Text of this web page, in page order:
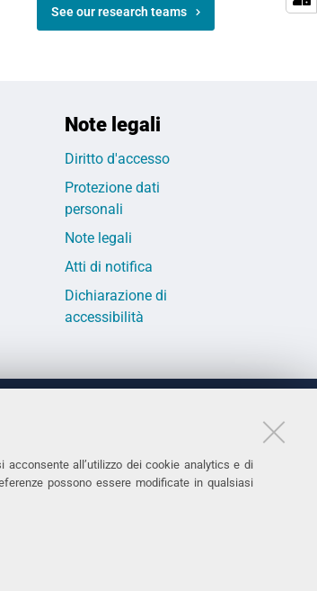
acconsente all’utilizzo dei cookie analytics e di
possono essere modificate in qualsiasi
See our research teams
Note legali
Diritto d'accesso
Protezione dati
personali
Note legali
Atti di notifica
Dichiarazione di
accessibilità
Accessibilità
Protezione dati personali